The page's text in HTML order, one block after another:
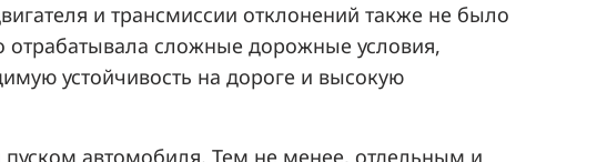
и трансмиссии отклонений также не было
отрабатывала сложные дорожные условия,
устойчивость на дороге и высокую